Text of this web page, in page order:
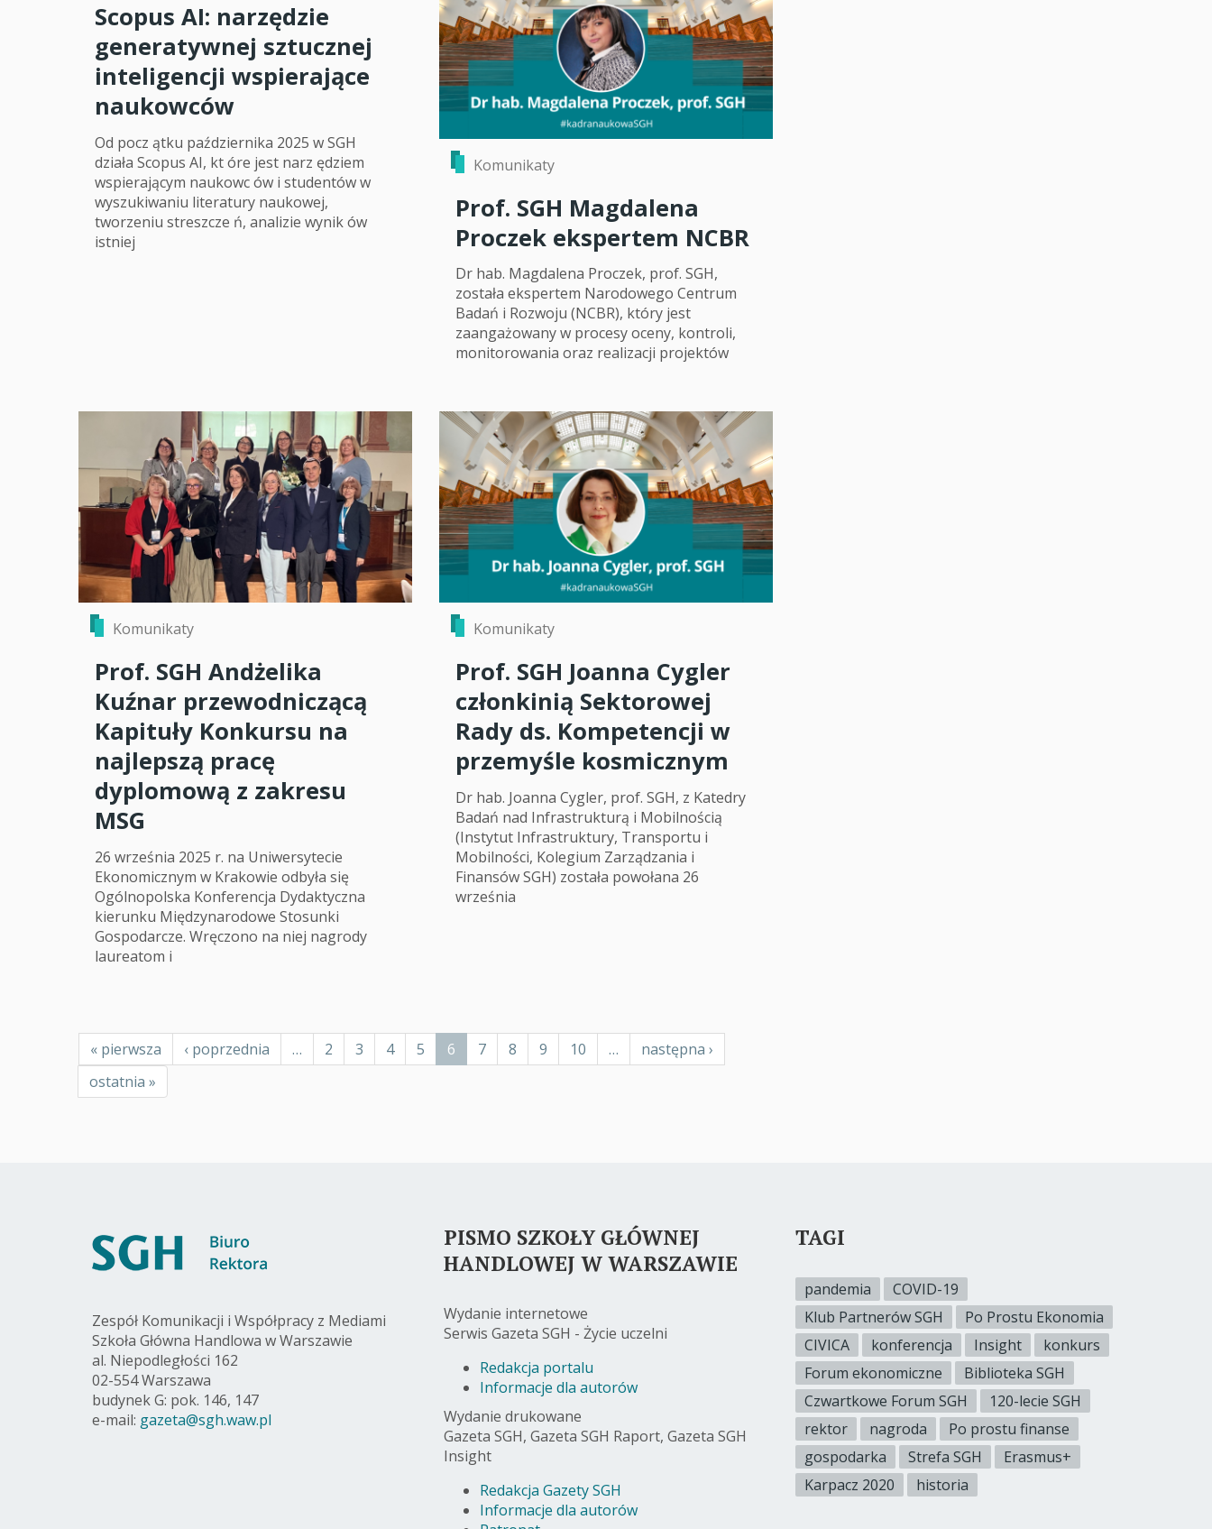
Scopus AI: narzędzie
generatywnej sztucznej
inteligencji wspierające
naukowców
Od pocz ątku października 2025 w SGH
działa Scopus AI, kt óre jest narz ędziem
wspierającym naukowc ów i studentów w
wyszukiwaniu literatury naukowej,
tworzeniu streszcze ń, analizie wynik ów
istniej
Komunikaty
Prof. SGH Magdalena
Proczek ekspertem NCBR
Dr hab. Magdalena Proczek, prof. SGH,
została ekspertem Narodowego Centrum
Badań i Rozwoju (NCBR), który jest
zaangażowany w procesy oceny, kontroli,
monitorowania oraz realizacji projektów
Komunikaty
Prof. SGH Andżelika
Kuźnar przewodniczącą
Kapituły Konkursu na
najlepszą pracę
dyplomową z zakresu
MSG
26 września 2025 r. na Uniwersytecie
Ekonomicznym w Krakowie odbyła się
Ogólnopolska Konferencja Dydaktyczna
kierunku Międzynarodowe Stosunki
Gospodarcze. Wręczono na niej nagrody
laureatom i
Komunikaty
Prof. SGH Joanna Cygler
członkinią Sektorowej
Rady ds. Kompetencji w
przemyśle kosmicznym
Dr hab. Joanna Cygler, prof. SGH, z Katedry
Badań nad Infrastrukturą i Mobilnością
(Instytut Infrastruktury, Transportu i
Mobilności, Kolegium Zarządzania i
Finansów SGH) została powołana 26
września
Stronicowanie
Pierwsza
strona
« pierwsza
Poprzednia
strona
‹ poprzednia … Page
2 Page
3 Page
4 Page
5
Bieżąca
strona
6 Page
7 Page
8 Page
9 Page
10 …
Następna
strona
następna ›
Ostatnia
strona
ostatnia »
Zespół Komunikacji i Współpracy z Mediami
Szkoła Główna Handlowa w Warszawie
al. Niepodległości 162
02-554 Warszawa
budynek G: pok. 146, 147
e-mail: gazeta@sgh.waw.pl
PISMO SZKOŁY GŁÓWNEJ
HANDLOWEJ W WARSZAWIE
Wydanie internetowe
Serwis Gazeta SGH - Życie uczelni
Redakcja portalu
Informacje dla autorów
Wydanie drukowane
Gazeta SGH, Gazeta SGH Raport, Gazeta SGH
Insight
Redakcja Gazety SGH
Informacje dla autorów
TAGI
pandemia
COVID-19
Klub Partnerów SGH
Po Prostu Ekonomia
CIVICA
konferencja Insight
konkurs
Forum ekonomiczne
Biblioteka SGH
Czwartkowe Forum SGH
120-lecie SGH
rektor
nagroda
Po prostu finanse
gospodarka
Strefa SGH
Erasmus+
Karpacz 2020
historia